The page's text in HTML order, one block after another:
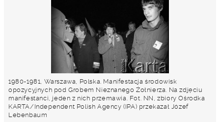
1980-1981, Warszawa, Polska. Manifestacja środowisk
opozycyjnych pod Grobem Nieznanego Żołnierza. Na zdjęciu
manifestanci, jeden z nich przemawia. Fot. NN, zbiory Ośrodka
KARTA/Independent Polish Agency (IPA) przekazał Józef
Lebenbaum